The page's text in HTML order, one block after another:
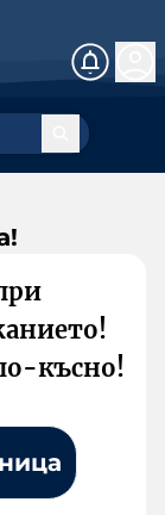
късно!